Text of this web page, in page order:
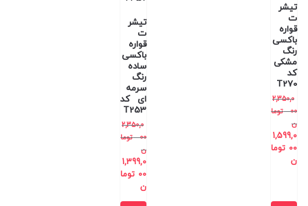
تیشر
ت
قواره
باکسی
رنگ
مشکی
کد
T270
2,350,0
00
توما
ن
1,599,0
00 توما
ن
تیشر
ت
قواره
باکسی
ساده
رنگ
سرمه
ای کد
T253
2,350,0
00
توما
ن
1,399,0
00 توما
ن